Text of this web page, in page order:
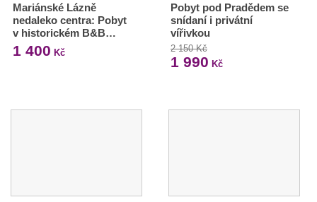
Mariánské Lázně
nedaleko centra: Pobyt
v historickém B&B…
1 400 Kč
Pobyt pod Pradědem se
snídaní i privátní
vířivkou
2 150 Kč
1 990 Kč